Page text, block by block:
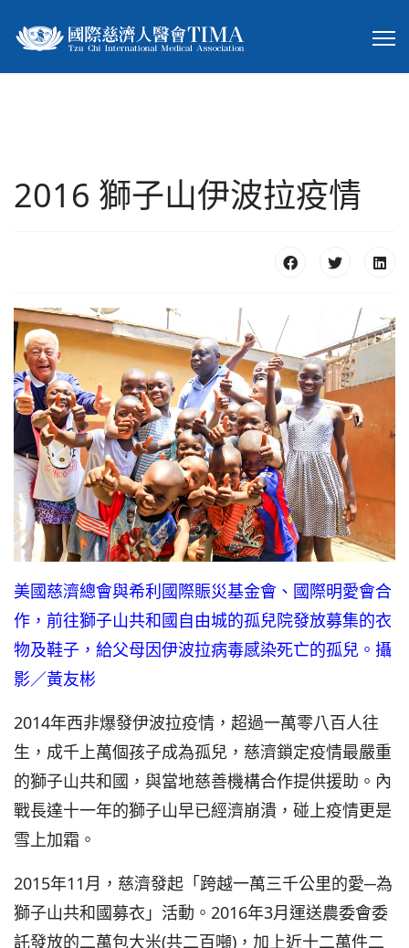
2016 獅子山伊波拉疫情
美國慈濟總會與希利國際賑災基金會、國際明愛會合
作，前往獅子山共和國自由城的孤兒院發放募集的衣
物及鞋子，給父母因伊波拉病毒感染死亡的孤兒。攝
影／黃友彬
2014年西非爆發伊波拉疫情，超過一萬零八百人往
生，成千上萬個孩子成為孤兒，慈濟鎖定疫情最嚴重
的獅子山共和國，與當地慈善機構合作提供援助。內
戰長達十一年的獅子山早已經濟崩潰，碰上疫情更是
雪上加霜。
2015年11月，慈濟發起「跨越一萬三千公里的愛─為
獅子山共和國募衣」活動。2016年3月運送農委會委
託發放的二萬包大米(共二百噸)，加上近十二萬件二